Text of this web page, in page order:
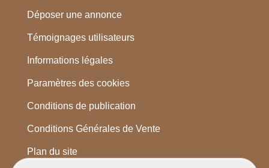
Déposer une annonce
Témoignages utilisateurs
Informations légales
Paramètres des cookies
Conditions de publication
Conditions Générales de Vente
Plan du site